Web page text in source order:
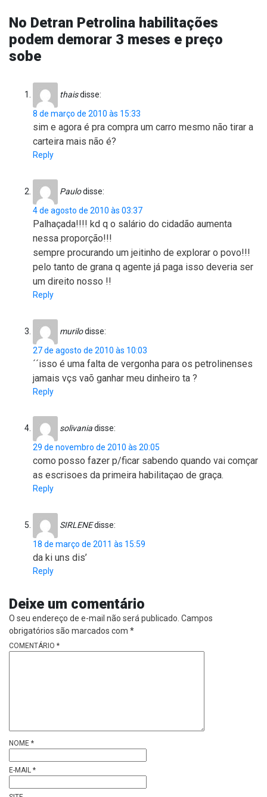
No Detran Petrolina habilitações
podem demorar 3 meses e preço
sobe
thaisdisse:
8 de março de 2010 às 15:33
sim e agora é pra compra um carro mesmo não tirar a
carteira mais não é?
Reply
Paulodisse:
4 de agosto de 2010 às 03:37
Palhaçada!!!! kd q o salário do cidadão aumenta
nessa proporção!!!
sempre procurando um jeitinho de explorar o povo!!!
pelo tanto de grana q agente já paga isso deveria ser
um direito nosso !!
Reply
murilodisse:
27 de agosto de 2010 às 10:03
´´isso é uma falta de vergonha para os petrolinenses
jamais vçs vaõ ganhar meu dinheiro ta ?
Reply
solivaniadisse:
29 de novembro de 2010 às 20:05
como posso fazer p/ficar sabendo quando vai comçar
as escrisoes da primeira habilitaçao de graça.
Reply
SIRLENEdisse:
18 de março de 2011 às 15:59
da ki uns dis’
Reply
Deixe um comentário
O seu endereço de e-mail não será publicado. Campos
obrigatórios são marcados com *
COMENTÁRIO *
NOME *
E-MAIL *